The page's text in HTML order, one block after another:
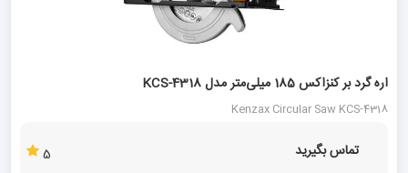
اره گرد بر کنزاکس 185 میلی‌متر مدل KCS-4318
Kenzax Circular Saw KCS-4318
تماس بگیرید 5